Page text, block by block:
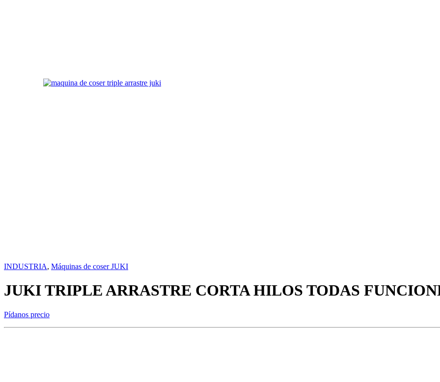
INDUSTRIA, Máquinas de coser JUKI
JUKI TRIPLE ARRASTRE CORTA HILOS TODAS
Pídanos precio